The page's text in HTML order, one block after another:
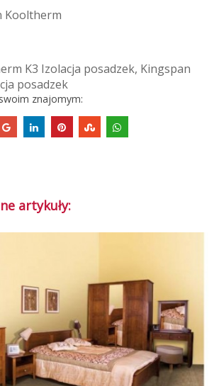
Kooltherm
K3 Izolacja posadzek, Kingspan
posadzek
znajomym:
artykuły: